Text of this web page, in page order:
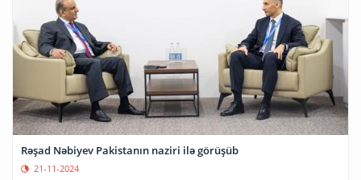
Rəşad Nəbiyev Pakistanın naziri ilə görüşüb
21-11-2024